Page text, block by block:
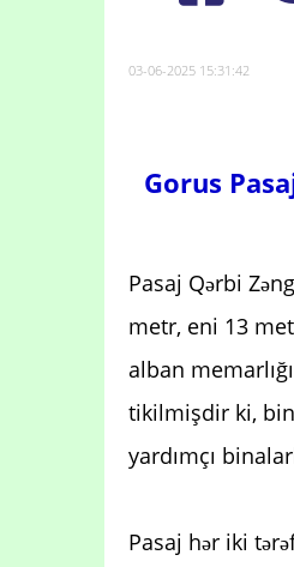
03-06-2025 15:31:42
Gorus
Pasaj Qərbi
metr, eni 13
alban
tikilmişdir ki,
yardımçı
Pasaj hər iki